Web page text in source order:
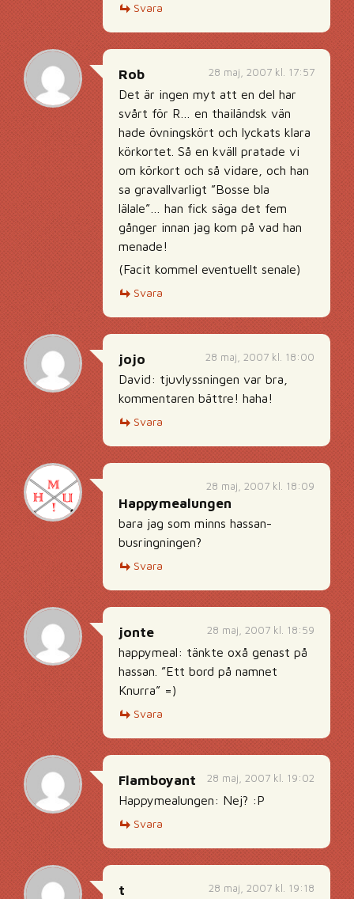
Svara
28 maj, 2007 kl. 17:57
Rob
Det är ingen myt att en del har
svårt för R… en thailändsk vän
hade övningskört och lyckats klara
körkortet. Så en kväll pratade vi
om körkort och så vidare, och han
sa gravallvarligt ”Bosse bla
lälale”… han fick säga det fem
gånger innan jag kom på vad han
menade!
(Facit kommel eventuellt senale)
Svara
28 maj, 2007 kl. 18:00
jojo
David: tjuvlyssningen var bra,
kommentaren bättre! haha!
Svara
28 maj, 2007 kl. 18:09
Happymealungen
bara jag som minns hassan-
busringningen?
Svara
28 maj, 2007 kl. 18:59
jonte
happymeal: tänkte oxå genast på
hassan. ”Ett bord på namnet
Knurra” =)
Svara
28 maj, 2007 kl. 19:02
Flamboyant
Happymealungen: Nej? :P
Svara
28 maj, 2007 kl. 19:18
t